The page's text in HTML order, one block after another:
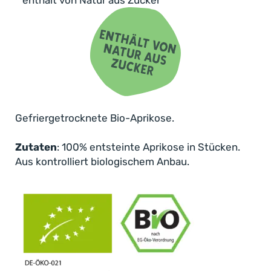
Gefriergetrocknete Bio-Aprikosen – mild-
süß und herrlich aromatisch!
Aprikosen erinnern an warme Tage in der Sonne
und den Duft reifer Früchte – ein echtes
Wohlfühlerlebnis. Mit unserer gefriergetrockneten
Variante kannst du dieses Gefühl jederzeit erleben
Gefriergetrocknete Bio-Aprikose.
Zutaten: 100% entsteinte Aprikose in Stücken.
Aus kontrolliert biologischem Anbau.